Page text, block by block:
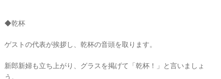
◆乾杯
ゲストの代表が挨拶し、乾杯の音頭を取ります。
新郎新婦も立ち上がり、グラスを掲げて「乾杯！」と言いましょ
う。